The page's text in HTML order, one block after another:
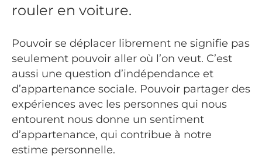
rouler en voiture.
Pouvoir se déplacer librement ne signifie pas
seulement pouvoir aller où l’on veut. C’est
aussi une question d’indépendance et
d’appartenance sociale. Pouvoir partager des
expériences avec les personnes qui nous
entourent nous donne un sentiment
d’appartenance, qui contribue à notre
estime personnelle.